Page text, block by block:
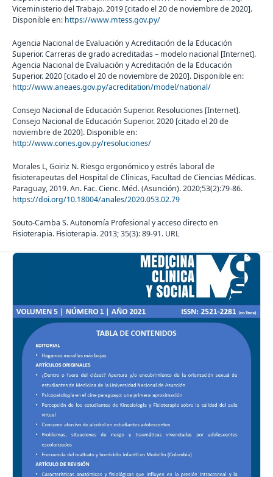
Viceministerio del Trabajo. 2019 [citado el 20 de noviembre de 2020].
Disponible en: https://www.mtess.gov.py/
Agencia Nacional de Evaluación y Acreditación de la Educación
Superior. Carreras de grado acreditadas – modelo nacional [Internet].
Agencia Nacional de Evaluación y Acreditación de la Educación
Superior. 2020 [citado el 20 de noviembre de 2020]. Disponible en:
http://www.aneaes.gov.py/acreditation/model/national/
Consejo Nacional de Educación Superior. Resoluciones [Internet].
Consejo Nacional de Educación Superior. 2020 [citado el 20 de
noviembre de 2020]. Disponible en:
http://www.cones.gov.py/resoluciones/
Morales L, Goiriz N. Riesgo ergonómico y estrés laboral de
fisioterapeutas del Hospital de Clínicas, Facultad de Ciencias Médicas.
Paraguay, 2019. An. Fac. Cienc. Méd. (Asunción). 2020;53(2):79-86.
https://doi.org/10.18004/anales/2020.053.02.79
Souto-Camba S. Autonomía Profesional y acceso directo en
Fisioterapia. Fisioterapia. 2013; 35(3): 89-91. URL